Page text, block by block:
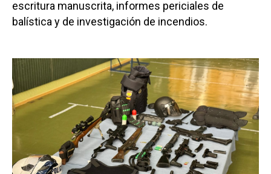
escritura manuscrita, informes periciales de
balística y de investigación de incendios.